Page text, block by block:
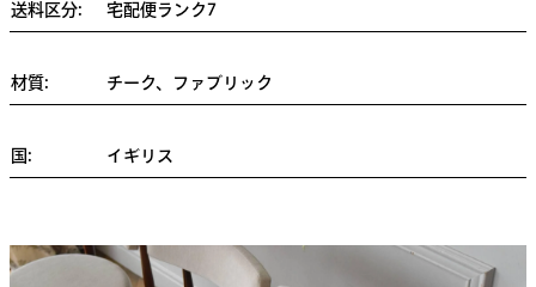
送料区分: 宅配便ランク7
材質: チーク、ファブリック
国: イギリス